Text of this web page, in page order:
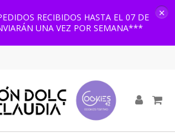
RECIBIDOS HASTA EL 07 DE
UNA VEZ POR SEMANA***
×